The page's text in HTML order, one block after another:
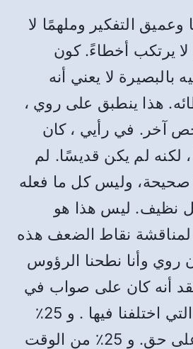
التفكير وملهمًا لا
يرتكب أخطاءً.كون
لا يعني أنه
. هذا ينطبق على روي ،
آخر . في رأيي ، كان
لكنه لم يكن قديسًا. لم
صحيحة، وليس كل ما فعله
نظيف. ليس هذا هو
لمناقشة نقاط الضعف هذه
روي وأنا نطحنا الرؤوس
أنه كان على صواب في
اختلفنا فيها . و
٪
حق. و
٪ من الوقت